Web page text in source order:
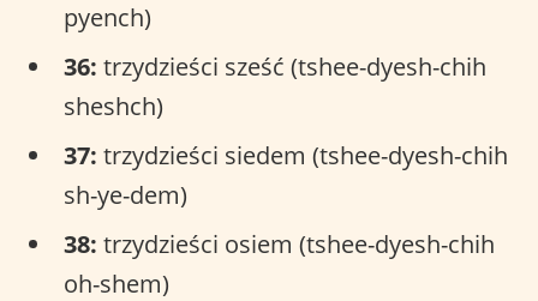
pyench)
36: trzydzieści sześć (tshee-dyesh-chih
sheshch)
37: trzydzieści siedem (tshee-dyesh-chih
sh-ye-dem)
38: trzydzieści osiem (tshee-dyesh-chih
oh-shem)